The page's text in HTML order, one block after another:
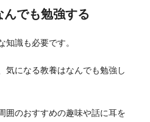
でも勉強する
知識も必要です。
気になる教養はなんでも勉強し
囲のおすすめの趣味や話に耳を